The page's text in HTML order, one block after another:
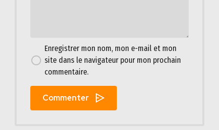
Enregistrer mon nom, mon e-mail et mon
site dans le navigateur pour mon prochain
commentaire.
Commenter